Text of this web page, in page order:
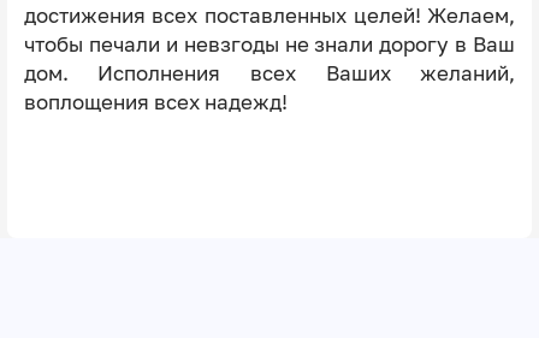
достижения всех поставленных целей! Желаем,
чтобы печали и невзгоды не знали дорогу в Ваш
дом. Исполнения всех Ваших желаний,
воплощения всех надежд!